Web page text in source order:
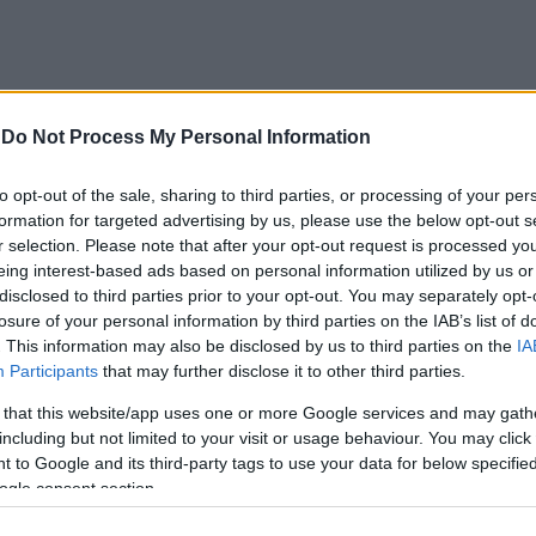
Do Not Process My Personal Information
opt-out of the sale, sharing to third parties, or processing of your
for targeted advertising by us, please use the below opt-out
selection. Please note that after your opt-out request is processed
interest-based ads based on personal information utilized by us
to third parties prior to your opt-out. You may separately
of your personal information by third parties on the IAB’s list of
This information may also be disclosed by us to third parties on the
Participants that may further disclose it to other third parties.
that this website/app uses one or more Google services and may
but not limited to your visit or usage behaviour. You may
to Google and its third-party tags to use your data for below
consent section.
Options Cinemas (καθώς και το σύνολο των εταιριών
ένδειξη συμπαράστασης, αλληλεγγύης και στήριξης
στα Τέμπη και το οποίο έχει βυθίσει τη χώρα